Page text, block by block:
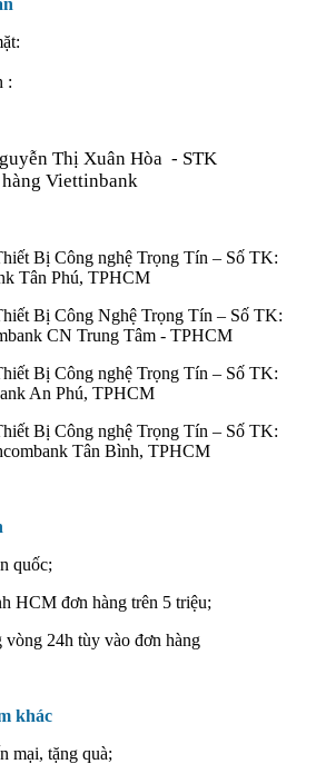
:
Thị Xuân Hòa - STK
Viettinbank
Bị Công nghệ Trọng Tín – Số TK:
Tân Phú, TPHCM
Bị Công Nghệ Trọng Tín – Số TK:
CN Trung Tâm - TPHCM
Bị Công nghệ Trọng Tín – Số TK:
An Phú, TPHCM
Bị Công nghệ Trọng Tín – Số TK:
Tân Bình, TPHCM
quốc;
HCM đơn hàng trên 5 triệu;
24h tùy vào đơn hàng
khác
mại, tặng quà;